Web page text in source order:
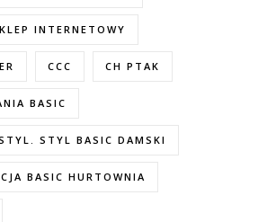
INTERNETOWY
CCC CH PTAK
BASIC
STYL BASIC DAMSKI
BASIC HURTOWNIA